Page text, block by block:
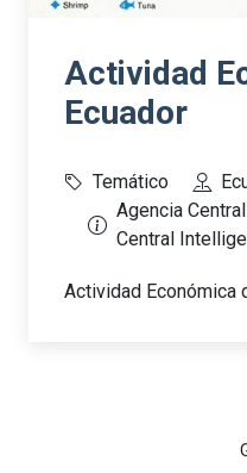
Actividad
Ecuador
Temático
Agencia
Central
Actividad Económica